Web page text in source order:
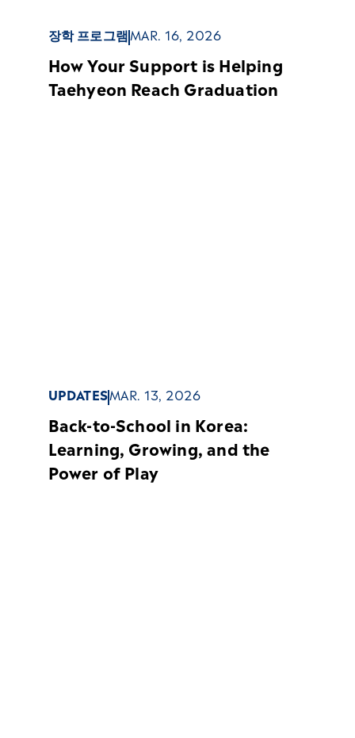
장학 프로그램 MAR. 16, 2026
How Your Support is Helping
Taehyeon Reach Graduation
UPDATESMAR. 13, 2026
Back-to-School in Korea:
Learning, Growing, and the
Power of Play